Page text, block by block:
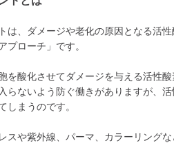
は、ダメージや老化の原因となる活
プローチ」です。
を酸化させてダメージを与える活性
らないよう防ぐ働きがありますが、
しまうのです。
スや紫外線、パーマ、カラーリング